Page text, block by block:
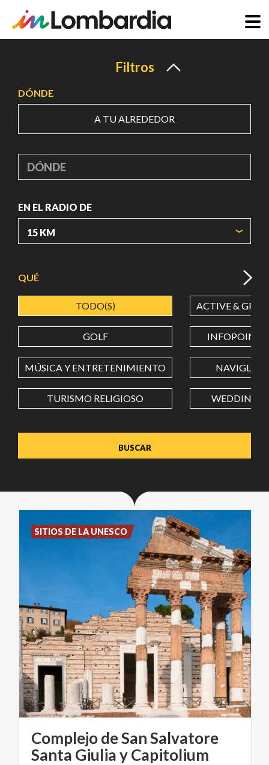
principal
Filtros
DÓNDE
A TU ALREDEDOR
DÓNDE
EN EL RADIO DE
LONGITUD
Value in decimal degrees. Use dot (.) as decimal separator.
QUÉ
TODO(S) ACTIVE &
GOLF INFOPOINT
MÚSICA Y ENTRETENIMIENTO NAVIGLI
TURISMO RELIGIOSO WEDDING
Complejo de San Salvatore
Santa Giulia y Capitolium
SITIOS DE LA UNESCO